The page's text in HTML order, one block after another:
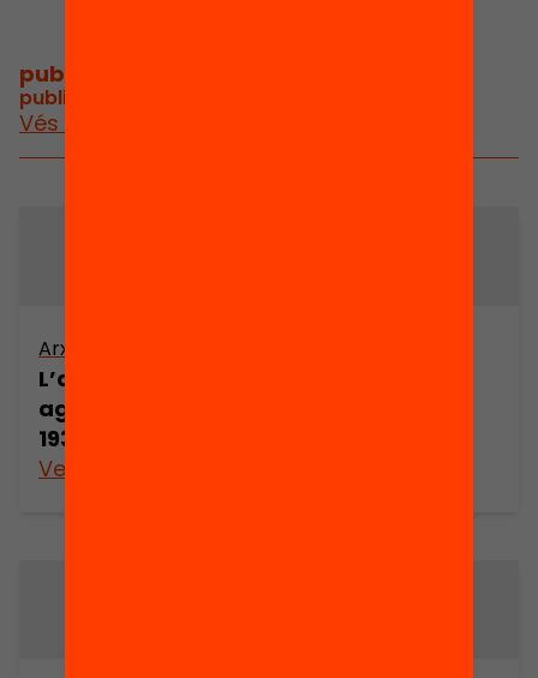
publicacions i vídeos
publicacions i vídeos relacionats
Vés a publicacions i vídeos
Arxiu
L’acció tècnica
agrària (1912-
1939) (part 1)
Veure’n més